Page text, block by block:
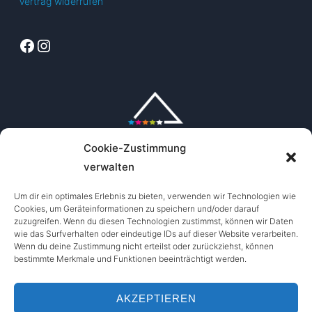
Cookie-Zustimmung
verwalten
Um dir ein optimales Erlebnis zu bieten, verwenden wir Technologien wie
Cookies, um Geräteinformationen zu speichern und/oder darauf
zuzugreifen. Wenn du diesen Technologien zustimmst, können wir Daten
wie das Surfverhalten oder eindeutige IDs auf dieser Website verarbeiten.
Wenn du deine Zustimmung nicht erteilst oder zurückziehst, können
bestimmte Merkmale und Funktionen beeinträchtigt werden.
AKZEPTIEREN
Facebook
Instagram